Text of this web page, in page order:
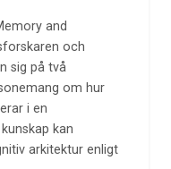
and
och
sig på två
om hur
i en
kan
arkitektur enligt